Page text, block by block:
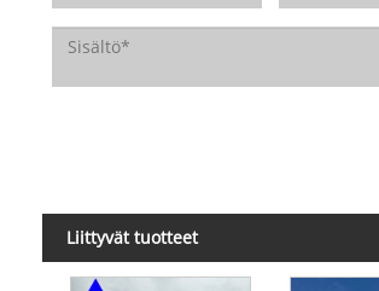
Liittyvät tuotteet